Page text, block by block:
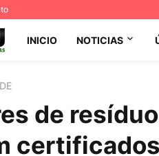
INICIO NOTICIAS
de